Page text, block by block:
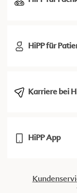
HiPP für
Karriere bei
HiPP App